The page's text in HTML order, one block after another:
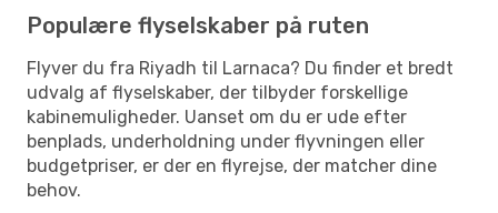
Populære flyselskaber på ruten
Flyver du fra Riyadh til Larnaca? Du finder et bredt
udvalg af flyselskaber, der tilbyder forskellige
kabinemuligheder. Uanset om du er ude efter
benplads, underholdning under flyvningen eller
budgetpriser, er der en flyrejse, der matcher dine
behov.